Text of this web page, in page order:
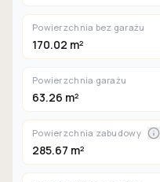
Powierzchnia bez garażu
170.02 m²
Powierzchnia garażu
63.26 m²
Powierzchnia zabudowy
285.67 m²